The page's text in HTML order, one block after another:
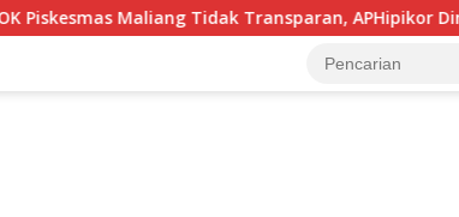
Maliang Tidak Transparan, APHipikor Diminta Turun